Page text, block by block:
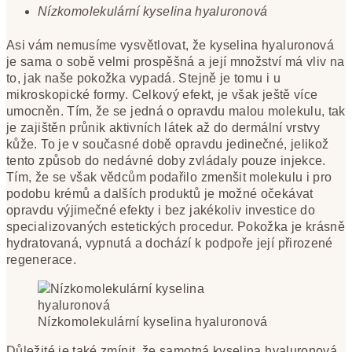
Nízkomolekulární kyselina hyaluronová
Asi vám nemusíme vysvětlovat, že kyselina hyaluronová
je sama o sobě velmi prospěšná a její množství má vliv na
to, jak naše pokožka vypadá. Stejně je tomu i u
mikroskopické formy. Celkový efekt, je však ještě více
umocněn. Tím, že se jedná o opravdu malou molekulu, tak
je zajištěn průnik aktivních látek až do dermální vrstvy
kůže. To je v současné době opravdu jedinečné, jelikož
tento způsob do nedávné doby zvládaly pouze injekce.
Tím, že se však vědcům podařilo zmenšit molekulu i pro
podobu krémů a dalších produktů je možné očekávat
opravdu výjimečné efekty i bez jakékoliv investice do
specializovaných estetických procedur. Pokožka je krásně
hydratovaná, vypnutá a dochází k podpoře její přirozené
regenerace.
Nízkomolekulární kyselina hyaluronová